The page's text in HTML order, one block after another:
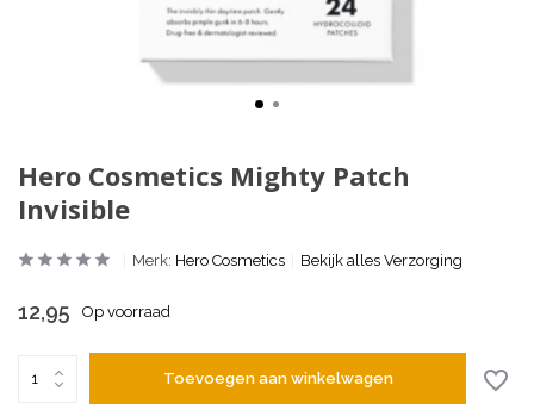
Hero Cosmetics Mighty Patch
Invisible
Merk: Hero Cosmetics Bekijk alles Verzorging
12,95 Op voorraad
Toevoegen aan winkelwagen